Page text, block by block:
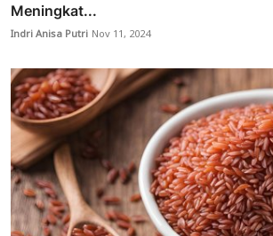
Meningkat...
Indri Anisa Putri Nov 11, 2024